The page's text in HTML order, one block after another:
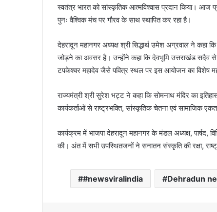
स्वतंत्र भारत को सांस्कृतिक आत्मविश्वास प्रदान किया। आज
पुनः वैश्विक मंच पर गौरव के साथ स्थापित कर रहा है।
देहरादून महानगर अध्यक्ष श्री सिद्धार्थ उमेश अग्रवाल ने कहा
जोड़ने का अवसर है। उन्होंने कहा कि देवभूमि उत्तराखंड सदैव से
टपकेश्वर महादेव जैसे पवित्र स्थल पर इस आयोजन का विशेष
राज्यमंत्री श्री सुरेश भट्ट ने कहा कि सोमनाथ मंदिर का
कार्यकर्ताओं से राष्ट्रभक्ति, सांस्कृतिक चेतना एवं सामाजिक
कार्यक्रम में भाजपा देहरादून महानगर के मंडल अध्यक्ष, पार्षद,
की। अंत में सभी उपस्थितजनों ने सनातन संस्कृति की रक्षा,
#newsviralindia Dehradun